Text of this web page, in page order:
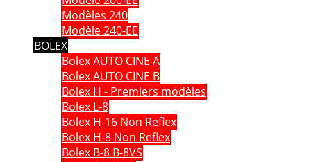
Modèles 240
Modèle 240-EE
BOLEX
Bolex AUTO CINE A
Bolex AUTO CINE B
Bolex H - Premiers modèles
Bolex L-8
Bolex H-16 Non Reflex
Bolex H-8 Non Reflex
Bolex B-8 B-8VS